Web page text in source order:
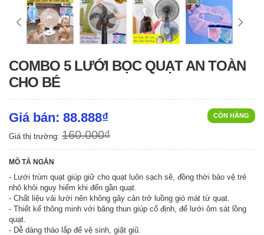
COMBO 5 LƯỚI BỌC QUẠT AN TOÀN
CHO BÉ
CÒN HÀNG
Giá bán: 88.888₫
Giá thị trường: 160.000₫
MÔ TẢ NGẮN
- Lưới trùm quạt giúp giữ cho quạt luôn sạch sẽ, đồng thời bảo vệ trẻ
nhỏ khỏi nguy hiểm khi đến gần quạt.
- Chất liệu vải lưới nên không gây cản trở luồng gió mát từ quạt.
- Thiết kế thông minh với băng thun giúp cố định, để lưới ôm sát lồng
quạt.
- Dễ dàng tháo lắp để vệ sinh, giặt giũ.